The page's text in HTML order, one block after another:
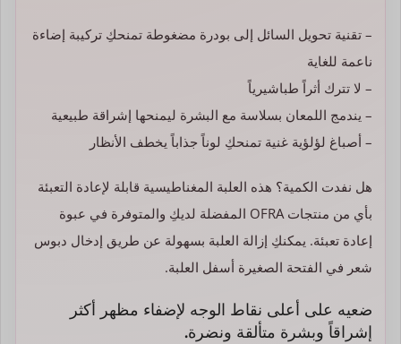
– تقنية تحويل السائل إلى بودرة مضغوطة تمنحكِ تركيبة إضاءة
ناعمة للغاية
– لا تترك أثراً طباشيرياً
– يندمج اللمعان بسلاسة مع البشرة ليمنحها إشراقة طبيعية
– أصباغ لؤلؤية غنية تمنحكِ لوناً جذاباً يخطف الأنظار
هل نفدت الكمية؟ هذه العلبة المغناطيسية قابلة لإعادة التعبئة
بأي من منتجات OFRA المفضلة لديكِ والمتوفرة في عبوة
إعادة تعبئة. يمكنكِ إزالة العلبة بسهولة عن طريق إدخال دبوس
شعر في الفتحة الصغيرة أسفل العلبة.
ضعيه على أعلى نقاط الوجه لإضفاء مظهر أكثر
إشراقاً وبشرة متألقة ونضرة.